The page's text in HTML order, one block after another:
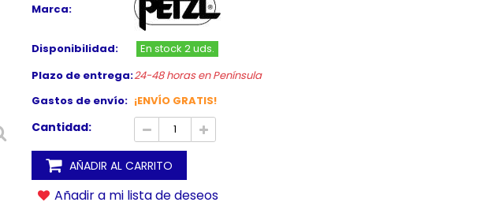
Marca:
Disponibilidad:
En stock 2 uds.
Plazo de entrega:24-48 horas en Península
Gastos de envío: ¡ENVÍO GRATIS!
Cantidad:
AÑADIR AL CARRITO
Añadir a mi lista de deseos